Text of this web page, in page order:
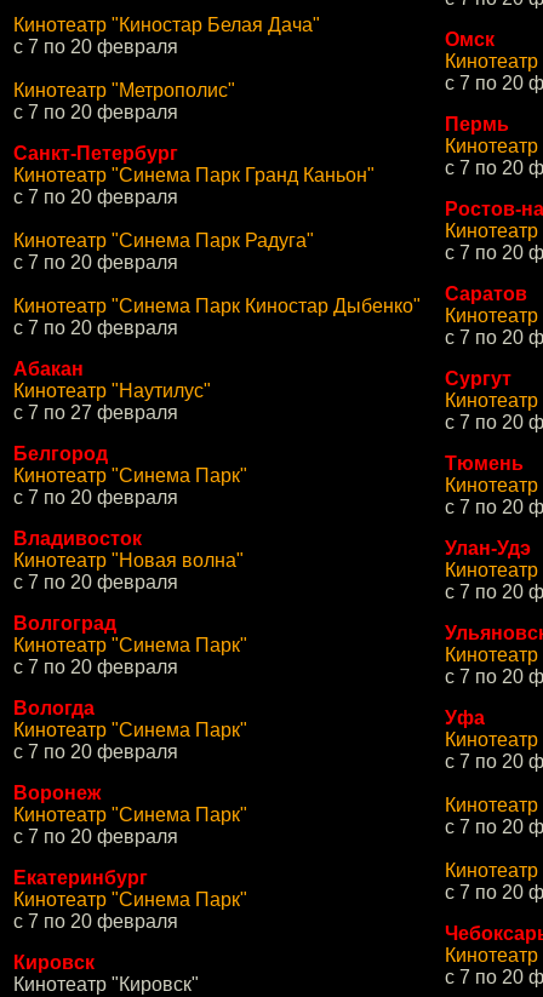
Кинотеатр "Киностар Белая Дача"
с 7 по 20 февраля
Кинотеатр "Метрополис"
с 7 по 20 февраля
Санкт-Петербург
Кинотеатр "Синема Парк Гранд Каньон"
с 7 по 20 февраля
Кинотеатр "Синема Парк Радуга"
с 7 по 20 февраля
Кинотеатр "Синема Парк Киностар Дыбенко"
с 7 по 20 февраля
Абакан
Кинотеатр "Наутилус"
с 7 по 27 февраля
Белгород
Кинотеатр "Синема Парк"
с 7 по 20 февраля
Владивосток
Кинотеатр "Новая волна"
с 7 по 20 февраля
Волгоград
Кинотеатр "Синема Парк"
с 7 по 20 февраля
Вологда
Кинотеатр "Синема Парк"
с 7 по 20 февраля
Воронеж
Кинотеатр "Синема Парк"
с 7 по 20 февраля
Екатеринбург
Кинотеатр "Синема Парк"
с 7 по 20 февраля
Кировск
Кинотеатр "Кировск"
Омск
с 7 по 20
Пермь
с 7 по 20
Ростов-
с 7 по 20
Саратов
с 7 по 20
Сургут
с 7 по 20
Тюмень
с 7 по 20
Улан-Удэ
с 7 по 20
с 7 по 20
Уфа
с 7 по 20
с 7 по 20
с 7 по 20
с 7 по 20